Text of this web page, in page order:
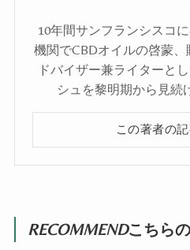
10年間サンフランシスコ
機関でCBDオイルの啓蒙、
ドバイザー兼ライターと
シュを黎明期から見続
この著者の
RECOMMENDこちら